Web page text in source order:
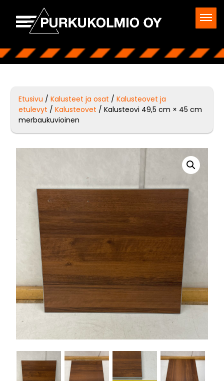
Etusivu /Kalusteet ja osat /Kalusteovet ja
etulevyt /Kalusteovet / Kalusteovi 49,5 cm × 45 cm
merbaukuvioinen